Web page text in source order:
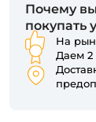
Почему
покупать
На
Даем 2